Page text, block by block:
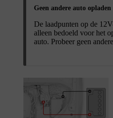
Geen andere auto opladen
De laadpunten op de
alleen bedoeld voor het
auto. Probeer geen